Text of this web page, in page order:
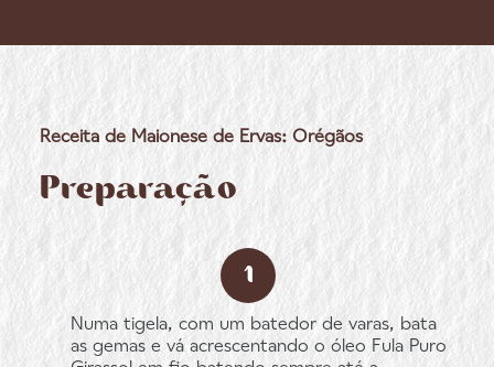
Receita de Maionese de Ervas: Orégãos
Preparação
Numa tigela, com um batedor de varas, bata
as gemas e vá acrescentando o óleo Fula Puro